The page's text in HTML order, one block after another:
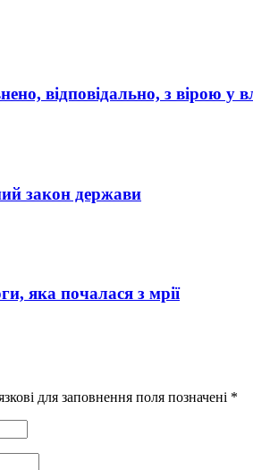
відповідально, з вірою у
закон держави
яка почалася з мрії
для заповнення поля позначені *